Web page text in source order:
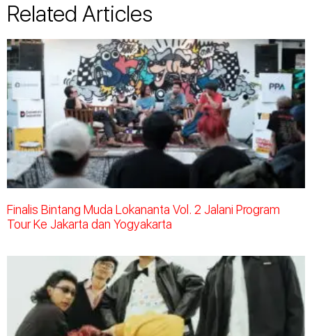
Related Articles
Finalis Bintang Muda Lokananta Vol. 2 Jalani Program
Tour Ke Jakarta dan Yogyakarta